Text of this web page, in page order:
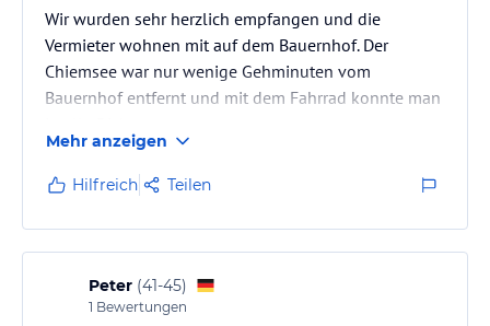
Wir wurden sehr herzlich empfangen und die
Vermieter wohnen mit auf dem Bauernhof. Der
Chiemsee war nur wenige Gehminuten vom
Bauernhof entfernt und mit dem Fahrrad konnte man
Mehr anzeigen
Hilfreich Teilen
Peter (41-45)
1 Bewertungen